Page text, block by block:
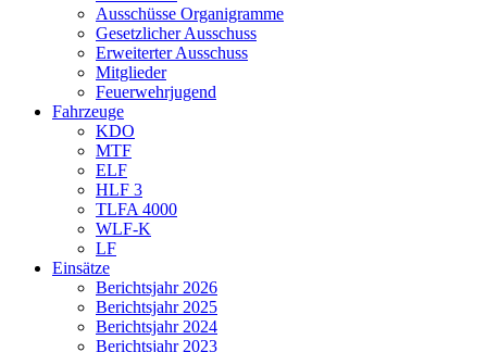
Ausschüsse Organigramme
Gesetzlicher Ausschuss
Erweiterter Ausschuss
Mitglieder
Feuerwehrjugend
Fahrzeuge
KDO
MTF
ELF
HLF 3
TLFA 4000
WLF-K
LF
Einsätze
Berichtsjahr 2026
Berichtsjahr 2025
Berichtsjahr 2024
Berichtsjahr 2023